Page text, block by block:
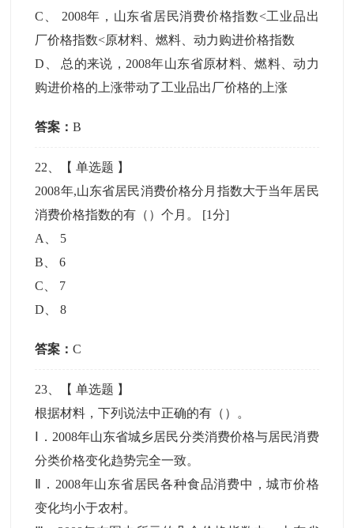
C
2008年，山东省居民消费价格指数<工业品出
厂价格指数<原材料、燃料、动力购进价格指数
D
总的来说，2008年山东省原材料、燃料、动力
购进价格的上涨带动了工业品出厂价格的上涨
答案：B
22 、【单选题 】
2008年,山东省居民消费价格分月指数大于当年居民
消费价格指数的有（）个月。 [1分]
A
5
B 、6
C
7
D 、8
答案：C
23 、【单选题 】
根据材料，下列说法中正确的有（）。
Ⅰ．2008年山东省城乡居民分类消费价格与居民消费
分类价格变化趋势完全一致。
Ⅱ．2008年山东省居民各种食品消费中，城市价格
变化均小于农村。